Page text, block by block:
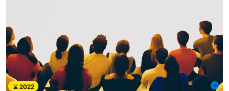
2022